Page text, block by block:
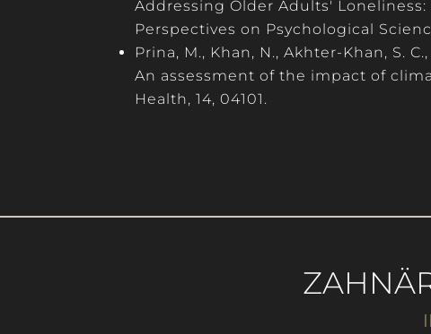
Addressing Older Adults'
Perspectives on Psychological
Prina, M., Khan, N., Akhter-Khan, S.
An assessment of the impact of
Health, 14, 04101.